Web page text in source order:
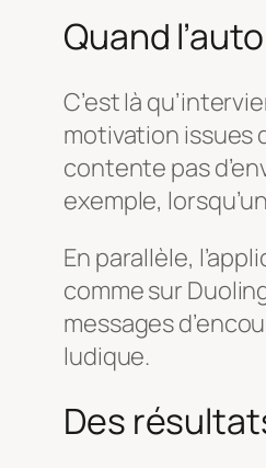
Quand
C’est là
motivation issues
contente pas
exemple,
En parallèle,
comme sur
messages
ludique.
Des